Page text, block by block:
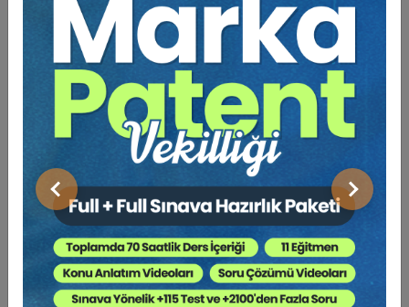
Önceki Sonraki
BENZER VIDEO EĞITIMLER
Video Eğitim Abonesi Ol: Sadece 5490 TL / Yıllık
Av. Yankı BÜYÜKSEZER